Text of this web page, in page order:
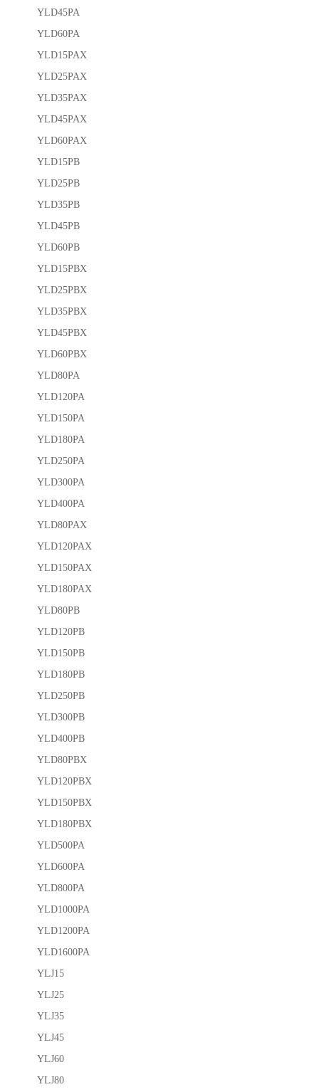
YLD45PA
YLD60PA
YLD15PAX
YLD25PAX
YLD35PAX
YLD45PAX
YLD60PAX
YLD15PB
YLD25PB
YLD35PB
YLD45PB
YLD60PB
YLD15PBX
YLD25PBX
YLD35PBX
YLD45PBX
YLD60PBX
YLD80PA
YLD120PA
YLD150PA
YLD180PA
YLD250PA
YLD300PA
YLD400PA
YLD80PAX
YLD120PAX
YLD150PAX
YLD180PAX
YLD80PB
YLD120PB
YLD150PB
YLD180PB
YLD250PB
YLD300PB
YLD400PB
YLD80PBX
YLD120PBX
YLD150PBX
YLD180PBX
YLD500PA
YLD600PA
YLD800PA
YLD1000PA
YLD1200PA
YLD1600PA
YLJ15
YLJ25
YLJ35
YLJ45
YLJ60
YLJ80